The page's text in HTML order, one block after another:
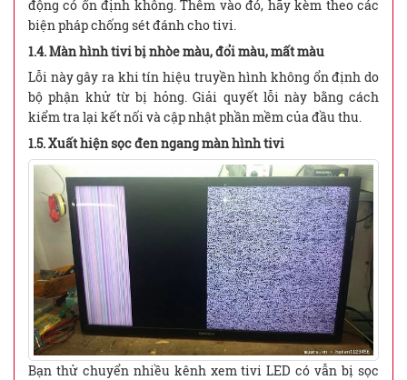
động có ổn định không. Thêm vào đó, hãy kèm theo các
biện pháp chống sét đánh cho tivi.
1.4. Màn hình tivi bị nhòe màu, đổi màu, mất màu
Lỗi này gây ra khi tín hiệu truyền hình không ổn định do
bộ phận khử từ bị hỏng. Giải quyết lỗi này bằng cách
kiểm tra lại kết nối và cập nhật phần mềm của đầu thu.
1.5. Xuất hiện sọc đen ngang màn hình tivi
Bạn thử chuyển nhiều kênh xem tivi LED có vẫn bị sọc